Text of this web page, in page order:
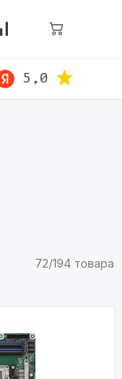
5,0
72/194 товара